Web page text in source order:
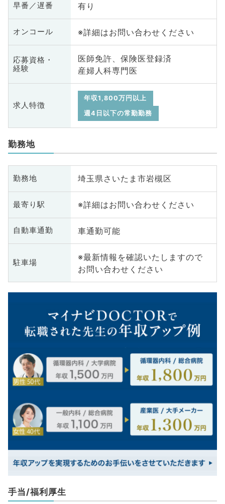
早番／遅番 有り
オンコール ※詳細はお問い合わせください
応募資格・
経験
医師免許、保険医登録済
産婦人科専門医
求人特徴
年収1,800万円以上
週4日以下の常勤勤務
勤務地
勤務地 埼玉県さいたま市岩槻区
最寄り駅 ※詳細はお問い合わせください
自動車通勤 車通勤可能
駐車場
※最新情報を確認いたしますので
お問い合わせください
手当/福利厚生